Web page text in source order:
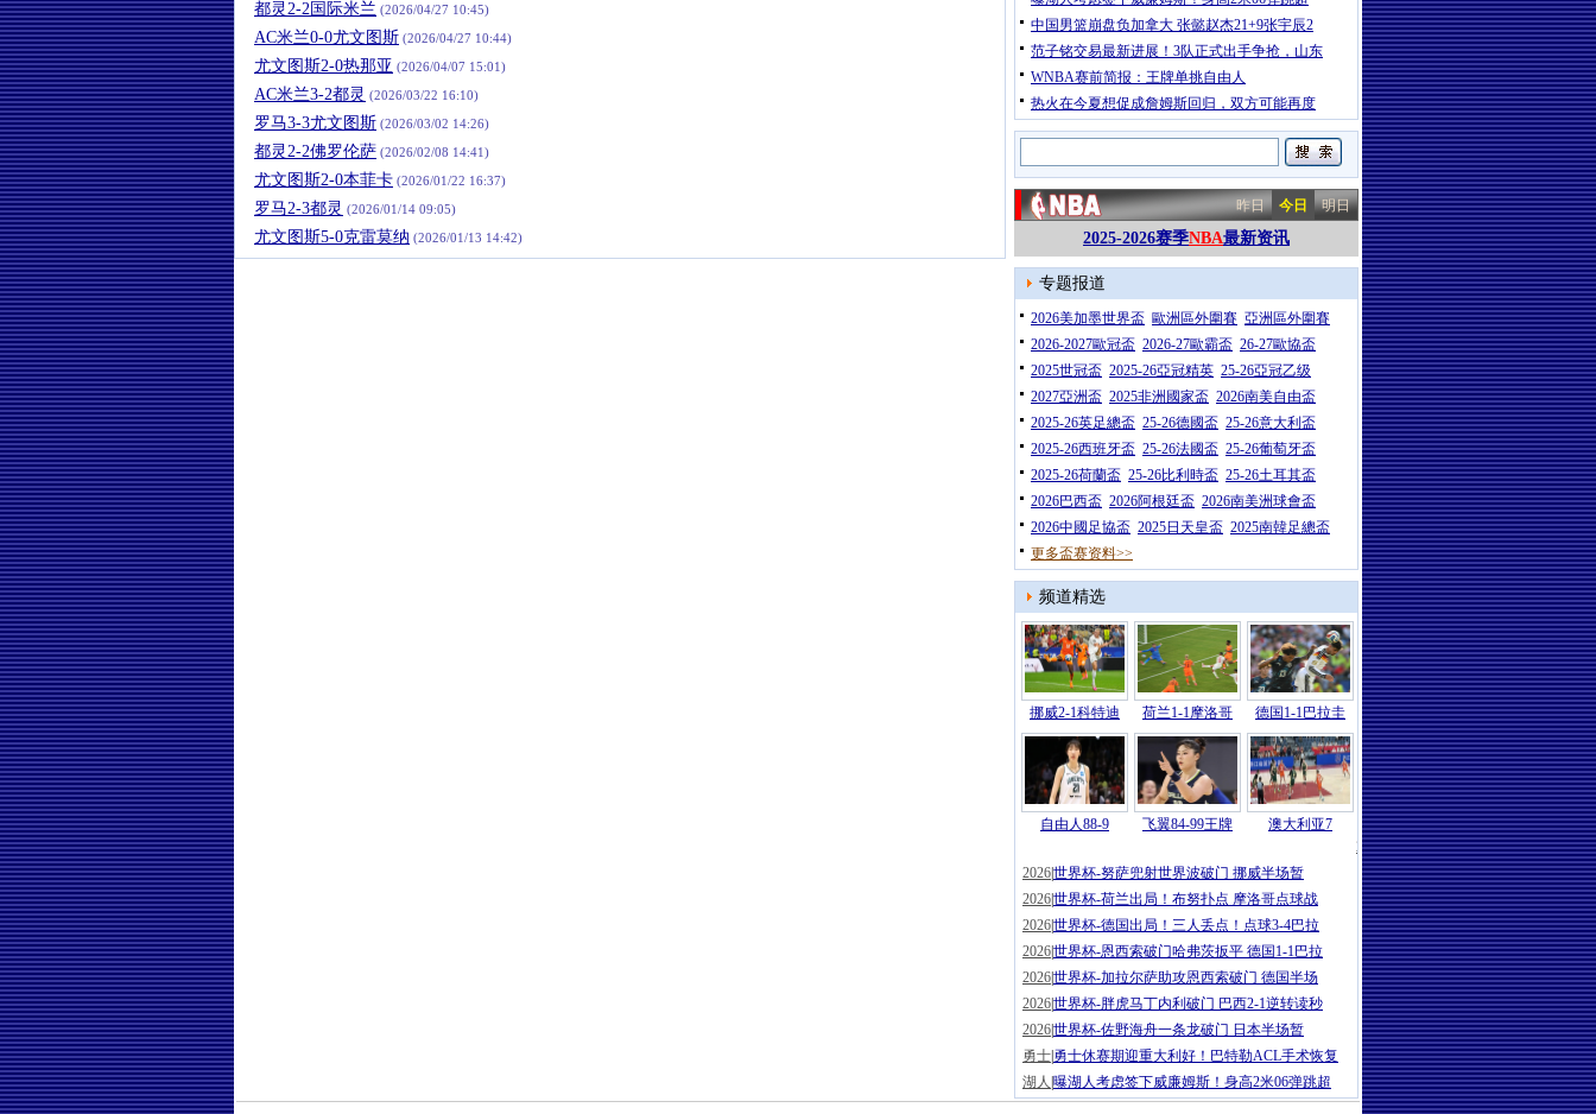
都灵2-2国际米兰 (2026/04/27 10:45)
AC米兰0-0尤文图斯 (2026/04/27 10:44)
尤文图斯2-0热那亚 (2026/04/07 15:01)
AC米兰3-2都灵 (2026/03/22 16:10)
罗马3-3尤文图斯 (2026/03/02 14:26)
都灵2-2佛罗伦萨 (2026/02/08 14:41)
尤文图斯2-0本菲卡 (2026/01/22 16:37)
罗马2-3都灵 (2026/01/14 09:05)
尤文图斯5-0克雷莫纳 (2026/01/13 14:42)
中国男篮崩盘负加拿大 张懿赵杰21+9张宇辰2
范子铭交易最新进展！3队正式出手争抢，山东
WNBA赛前简报：王牌单挑自由人
热火在今夏想促成詹姆斯回归，双方可能再度
昨日 今日 明日
2025-2026赛季NBA最新资讯
专题报道
2026美加墨世界盃 歐洲區外圍賽 亞洲區外圍賽
2026-2027歐冠盃 2026-27歐霸盃 26-27歐協盃
2025世冠盃 2025-26亞冠精英 25-26亞冠乙级
2027亞洲盃 2025非洲國家盃 2026南美自由盃
2025-26英足總盃 25-26德國盃 25-26意大利盃
2025-26西班牙盃 25-26法國盃 25-26葡萄牙盃
2025-26荷蘭盃 25-26比利時盃 25-26土耳其盃
2026巴西盃 2026阿根廷盃 2026南美洲球會盃
2026中國足協盃 2025日天皇盃 2025南韓足總盃
更多盃赛资料>>
频道精选
挪威2-1科特迪 荷兰1-1摩洛哥 德国1-1巴拉圭
自由人88-9 飞翼84-99王牌
澳大利亚7
2026 |世界杯-哈兰德86分绝杀努萨世界
2026世界杯-努萨兜射世界波破门 挪威半场暂
2026世界杯-荷兰出局！布努扑点 摩洛哥点球战
2026世界杯-德国出局！三人丢点！点球3-4巴拉
2026世界杯-恩西索破门哈弗茨扳平 德国1-1巴拉
2026世界杯-加拉尔萨助攻恩西索破门 德国半场
2026世界杯-胖虎马丁内利破门 巴西2-1逆转读秒
2026世界杯-佐野海舟一条龙破门 日本半场暂
勇士 勇士休赛期迎重大利好！巴特勒ACL手术恢复
湖人 曝湖人考虑签下威廉姆斯！身高2米06弹跳超